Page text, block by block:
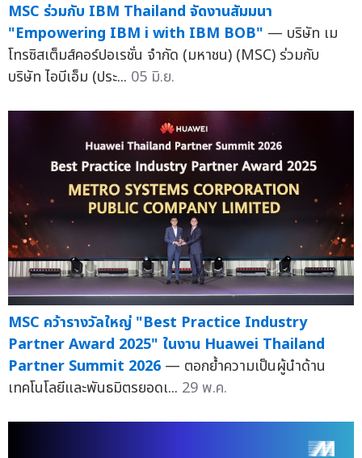
MSC ร่วมกับ IBM Thailand จัดงานสัมมนา
"Empowering IBM i with IBM BOB" — บริษัท เม
โทรซิสเต็มส์คอร์ปอเรชั่น จำกัด (มหาชน) (MSC) ร่วมกับ
บริษัท ไอบีเอ็ม (ประ... 05 มิ.ย.
MSC คว้ารางวัลใหญ่ "Best Practice Industry
Partner Award 2025" ในงาน Huawei Thailand
Partner Summit 2026 — ตอกย้ำความเป็นผู้นำด้าน
เทคโนโลยีและพันธมิตรยอดเ... 29 พ.ค.